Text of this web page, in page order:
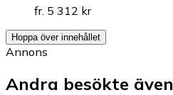
fr. 5 312 kr
Hoppa över innehållet
Annons
Andra besökte även